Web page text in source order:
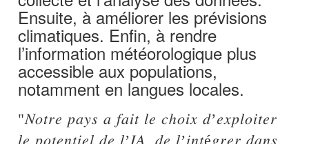
Ensuite, à améliorer les prévisions
climatiques. Enfin, à rendre
l’information météorologique plus
accessible aux populations,
notamment en langues locales.
"𝑁𝑜𝑡𝑟𝑒 𝑝𝑎𝑦𝑠 𝑎 𝑓𝑎𝑖𝑡 𝑙𝑒 𝑐ℎ𝑜𝑖𝑥 𝑑’𝑒𝑥𝑝𝑙𝑜𝑖𝑡𝑒𝑟
𝑙𝑒 𝑝𝑜𝑡𝑒𝑛𝑡𝑖𝑒𝑙 𝑑𝑒 𝑙’𝐼𝐴, 𝑑𝑒 𝑙’𝑖𝑛𝑡é𝑔𝑟𝑒𝑟 𝑑𝑎𝑛𝑠